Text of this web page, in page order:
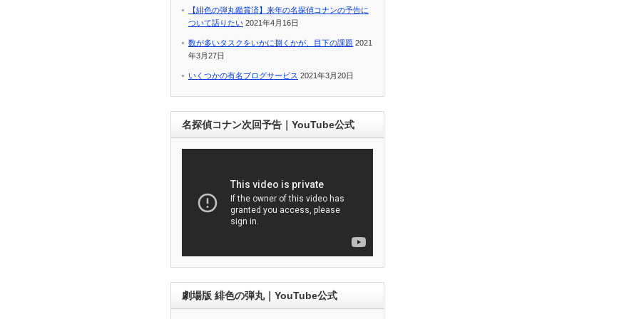
【緋色の弾丸鑑賞済】来年の名探偵コナンの予告に
ついて語りたい 2021年4月16日
数が多いタスクをいかに捌くかが、目下の課題 2021
年3月27日
いくつかの有名ブログサービス 2021年3月20日
名探偵コナン次回予告｜YouTube公式
劇場版 緋色の弾丸｜YouTube公式